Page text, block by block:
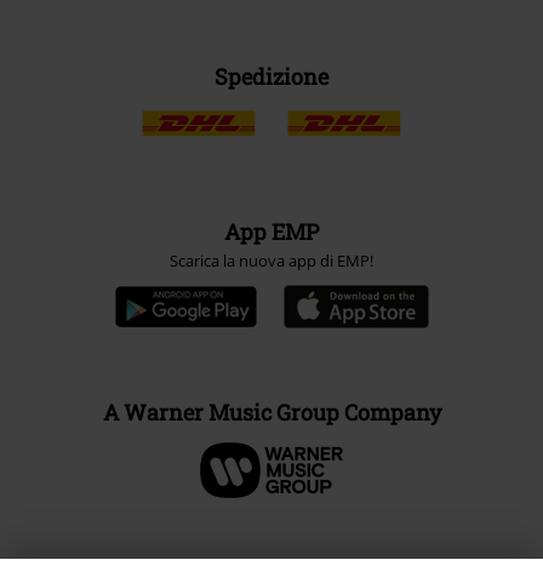
Spedizione
App EMP
Scarica la nuova app di EMP!
A Warner Music Group Company